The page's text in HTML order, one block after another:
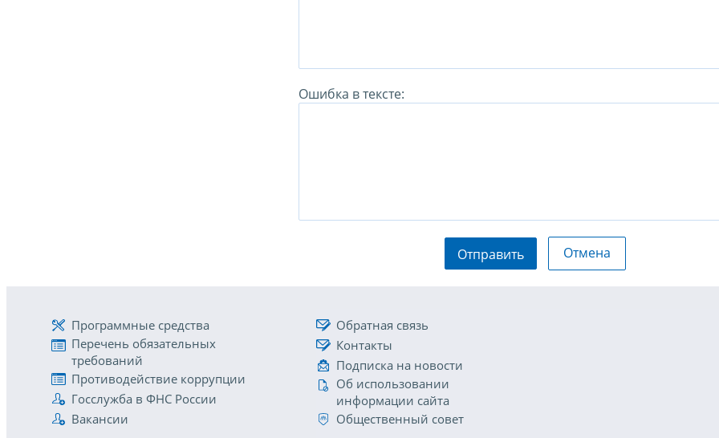
Ошибка в тексте:
Отправить Отмена
Программные средства
Перечень обязательных
требований
Противодействие коррупции
Госслужба в ФНС России
Вакансии
Обратная связь
Контакты
Подписка на новости
Об использовании
информации сайта
Общественный совет